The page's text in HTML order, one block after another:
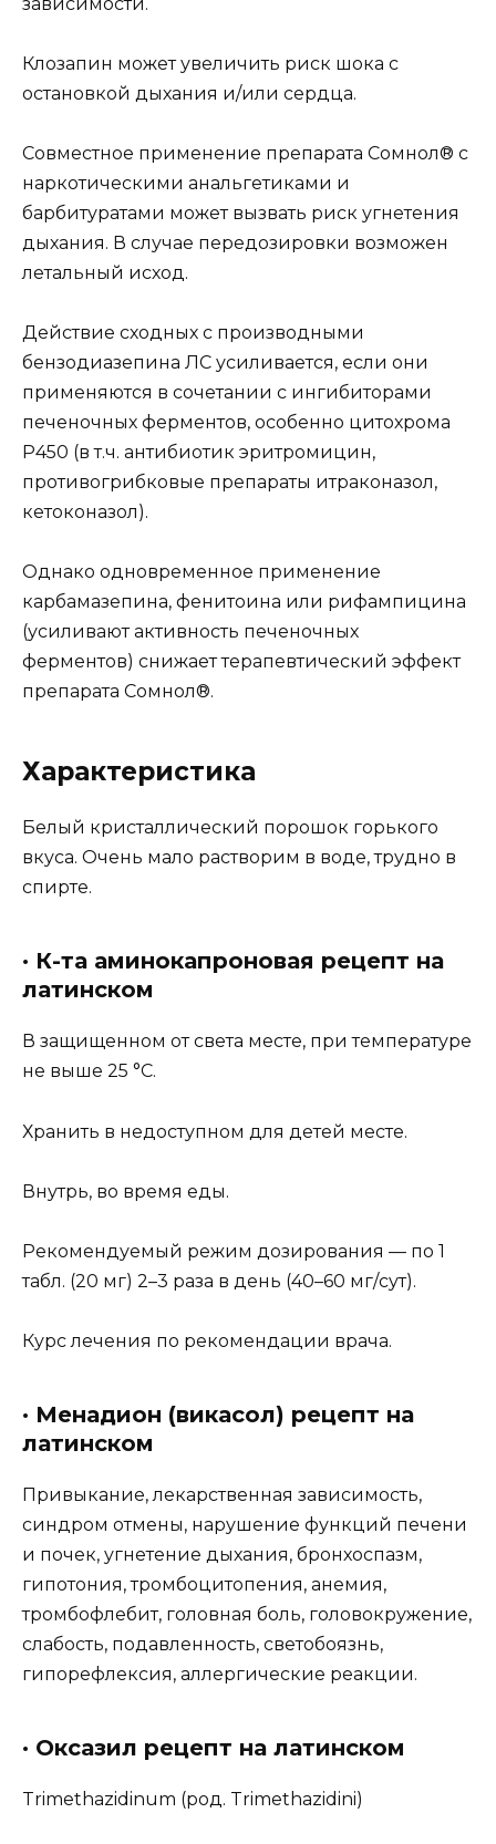
Клозапин может увеличить риск шока с
остановкой дыхания и/или сердца.
Совместное применение препарата Сомнол® с
наркотическими анальгетиками и
барбитуратами может вызвать риск угнетения
дыхания. В случае передозировки возможен
летальный исход.
Действие сходных с производными
бензодиазепина ЛС усиливается, если они
применяются в сочетании с ингибиторами
печеночных ферментов, особенно цитохрома
Р450 (в т.ч. антибиотик эритромицин,
противогрибковые препараты итраконазол,
кетоконазол).
Однако одновременное применение
карбамазепина, фенитоина или рифампицина
(усиливают активность печеночных
ферментов) снижает терапевтический эффект
препарата Сомнол®.
Характеристика
Белый кристаллический порошок горького
вкуса. Очень мало растворим в воде, трудно в
спирте.
· К-та аминокапроновая рецепт на
латинском
В защищенном от света месте, при температуре
не выше 25 °C.
Хранить в недоступном для детей месте.
Внутрь, во время еды.
Рекомендуемый режим дозирования — по 1
табл. (20 мг) 2–3 раза в день (40–60 мг/сут).
Курс лечения по рекомендации врача.
· Мeнадион (викасол) рецепт на
латинском
Привыкание, лекарственная зависимость,
синдром отмены, нарушение функций печени
и почек, угнетение дыхания, бронхоспазм,
гипотония, тромбоцитопения, анемия,
тромбофлебит, головная боль, головокружение,
слабость, подавленность, светобоязнь,
гипорефлексия, аллергические реакции.
· Оксазил рецепт на латинском
Trimethazidinum (род. Trimethazidini)